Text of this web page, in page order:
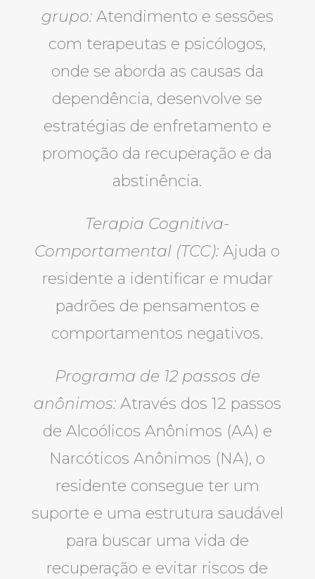
grupo: Atendimento e sessões
com terapeutas e psicólogos,
onde se aborda as causas da
dependência, desenvolve se
estratégias de enfretamento e
promoção da recuperação e da
abstinência.
Terapia Cognitiva-
Comportamental (TCC): Ajuda o
residente a identificar e mudar
padrões de pensamentos e
comportamentos negativos.
Programa de 12 passos de
anônimos: Através dos 12 passos
de Alcoólicos Anônimos (AA) e
Narcóticos Anônimos (NA), o
residente consegue ter um
suporte e uma estrutura saudável
para buscar uma vida de
recuperação e evitar riscos de